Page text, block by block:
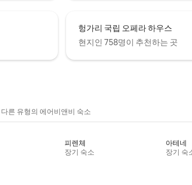
헝가리 국립 오페라 하우스
현지인 758명이 추천하는 곳
다른 유형의 에어비앤비 숙소
피렌체
장기 숙소
아테네
장기 숙